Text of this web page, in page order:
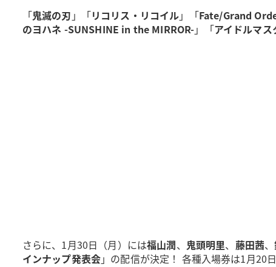
「鬼滅の刃 」「リコリス・リコイル」「Fate/Grand
のヨハネ -SUNSHINE in the MIRROR-」「アイドルマス
さらに、1月30日（月）には福山潤、 鬼頭明里、 藤田茜、
インナップ発表会」の配信が決定！ 各種入場券は1月20